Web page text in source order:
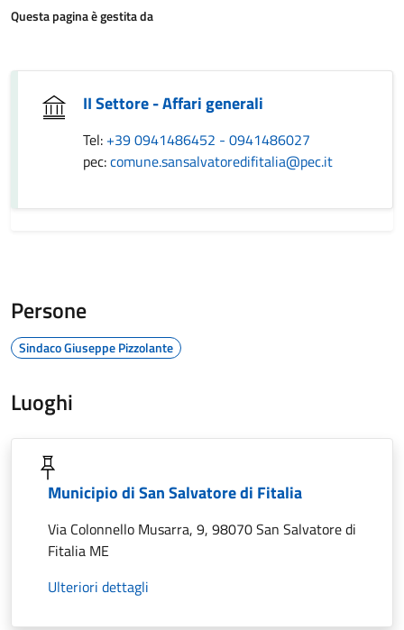
Questa pagina è gestita da
II Settore - Affari generali
Tel: +39 0941486452 - 0941486027
pec:comune.sansalvatoredifitalia@pec.it
Persone
Sindaco Giuseppe Pizzolante
Luoghi
Municipio di San Salvatore di Fitalia
Via Colonnello Musarra, 9, 98070 San Salvatore di
Fitalia ME
Ulteriori dettagli